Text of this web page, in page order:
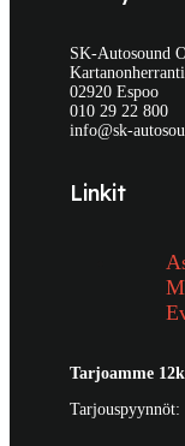
SK-Autosound
02920 Espoo
010 29 22 800
info@sk-
Linkit
Tarjoamme